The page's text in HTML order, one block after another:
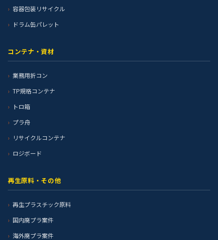
容器包装リサイクル
ドラム缶パレット
コンテナ・資材
業務用折コン
TP規格コンテナ
トロ箱
プラ舟
リサイクルコンテナ
ロジボード
再生原料・その他
再生プラスチック原料
国内廃プラ案件
海外廃プラ案件